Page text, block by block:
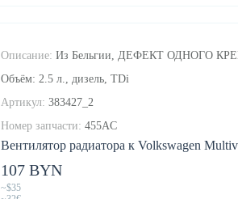
Вентилятор радиатора к Volkswagen
Описание: Из Бельгии, ДЕФЕКТ ОДНОГО
Объём: 2.5 л., дизель, TDi
Артикул: 383427_2
Номер запчасти: 455AC
107 BYN
~$35